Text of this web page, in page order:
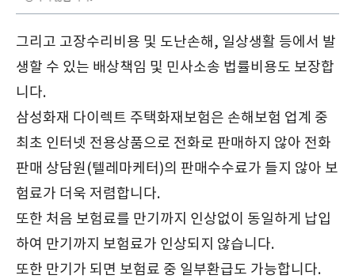
그리고 고장수리비용 및 도난손해, 일상생활 등에서 발
생할 수 있는 배상책임 및 민사소송 법률비용도 보장합
니다.
삼성화재 다이렉트 주택화재보험은 손해보험 업계 중
최초 인터넷 전용상품으로 전화로 판매하지 않아 전화
판매 상담원(텔레마케터)의 판매수수료가 들지 않아 보
험료가 더욱 저렴합니다.
또한 처음 보험료를 만기까지 인상없이 동일하게 납입
하여 만기까지 보험료가 인상되지 않습니다.
또한 만기가 되면 보험료 중 일부환급도 가능합니다.